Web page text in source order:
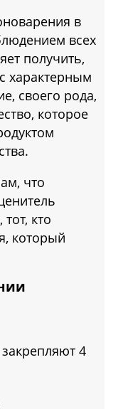
в
всех
получить,
характерным
своего рода,
которое
что
кто
который
4